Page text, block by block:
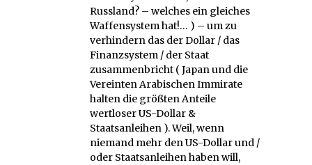
Russland? – welches ein gleiches
Waffensystem hat!… ) – um zu
verhindern das der Dollar / das
Finanzsystem / der Staat
zusammenbricht ( Japan und die
Vereinten Arabischen Immirate
halten die größten Anteile
wertloser US-Dollar &
Staatsanleihen ). Weil, wenn
niemand mehr den US-Dollar und /
oder Staatsanleihen haben will,